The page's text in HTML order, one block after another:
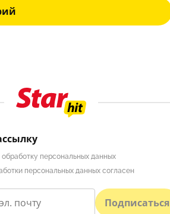
персональных данных
персональных данных согласен
Подписаться